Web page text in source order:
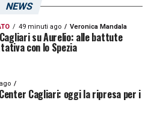
NEWS
49 minuti ago Veronica Mandala
su Aurelio: alle battute
con lo Spezia
Cagliari: oggi la ripresa per i